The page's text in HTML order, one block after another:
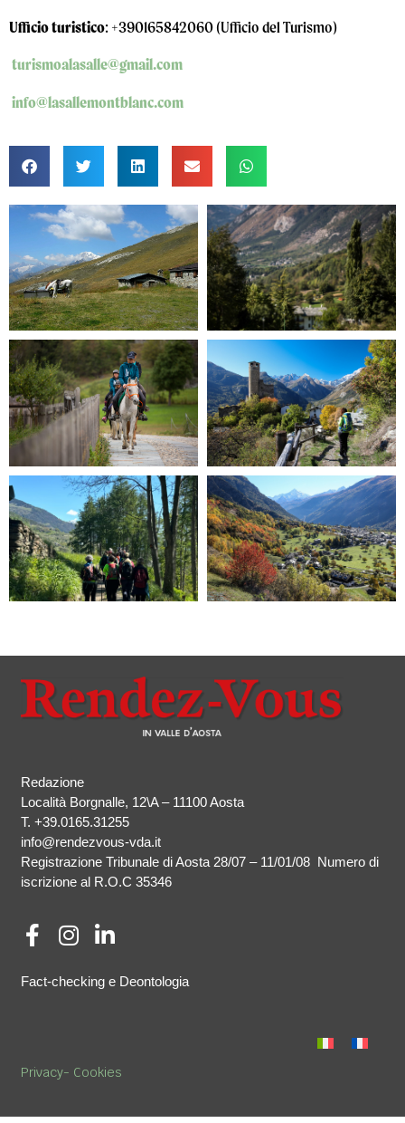
Ufficio turistico: +390165842060 (Ufficio del Turismo)
turismoalasalle@gmail.com
info@lasallemontblanc.com
Redazione
Località Borgnalle, 12\A – 11100 Aosta
T.+39.0165.31255
info@rendezvous-vda.it
Registrazione Tribunale di Aosta 28/07 – 11/01/08 Numero di
iscrizione al R.O.C 35346
Fact-checking e Deontologia
Privacy- Cookies